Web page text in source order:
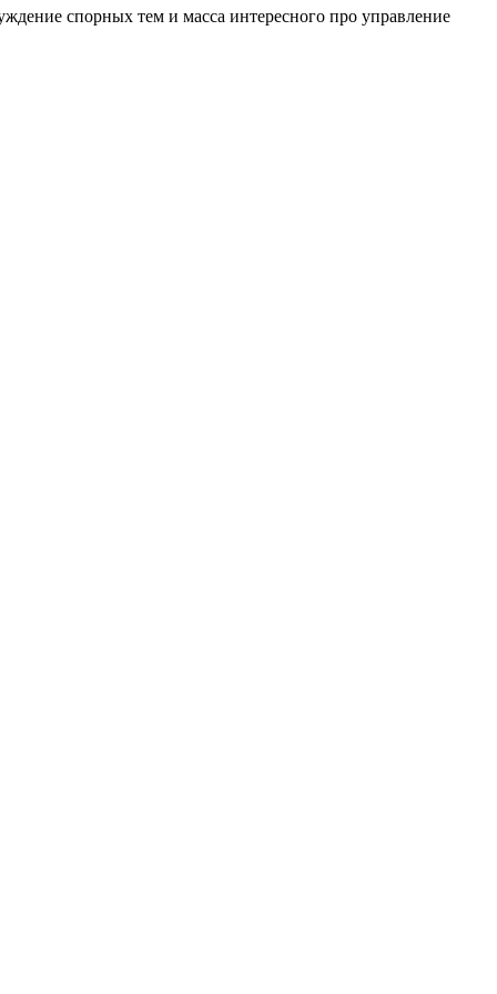
спорных тем и масса интересного про управление